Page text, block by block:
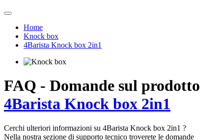
Home
Knock box
4Barista Knock box 2in1
FAQ - Domande sul prodotto
4Barista Knock box 2in1
Cerchi ulteriori informazioni su 4Barista Knock box 2in1 ?
Nella nostra sezione di supporto tecnico troverete le domande